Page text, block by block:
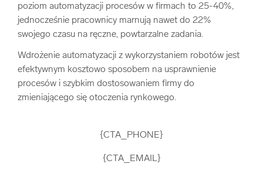
poziom automatyzacji procesów w firmach to 25-40%,
jednocześnie pracownicy marnują nawet do 22%
swojego czasu na ręczne, powtarzalne zadania.
Wdrożenie automatyzacji z wykorzystaniem robotów jest
efektywnym kosztowo sposobem na usprawnienie
procesów i szybkim dostosowaniem firmy do
zmieniającego się otoczenia rynkowego.
{CTA_PHONE}
{CTA_EMAIL}